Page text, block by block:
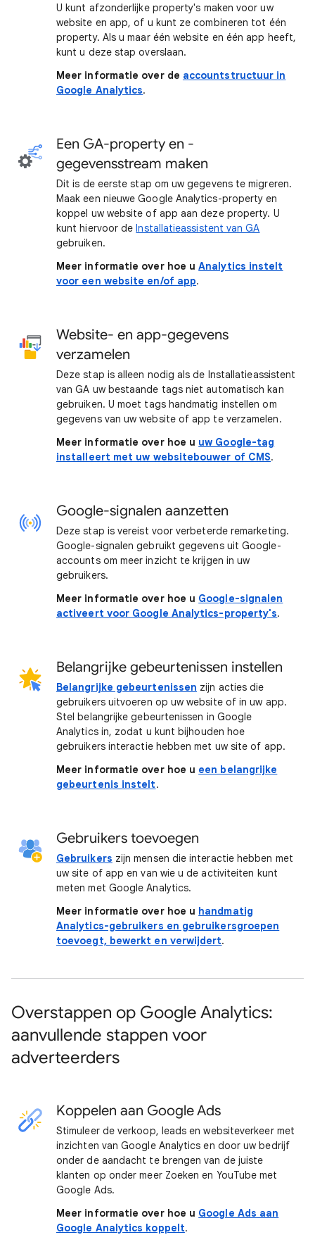
U kunt afzonderlijke property's maken voor uw
website en app, of u kunt ze combineren tot één
property. Als u maar één website en één app heeft,
kunt u deze stap overslaan.
Meer informatie over de accountstructuur in
Google Analytics.
Een GA-property en -
gegevensstream maken
Dit is de eerste stap om uw gegevens te migreren.
Maak een nieuwe Google Analytics-property en
koppel uw website of app aan deze property. U
kunt hiervoor deInstallatieassistent van GA
gebruiken.
Meer informatie over hoe uAnalytics instelt
voor een website en/of app.
Website- en app-gegevens
verzamelen
Deze stap is alleen nodig als de Installatieassistent
van GA uw bestaande tags niet automatisch kan
gebruiken. U moet tags handmatig instellen om
gegevens van uw website of app te verzamelen.
Meer informatie over hoe u uw Google-tag
installeert met uw websitebouwer of CMS.
Google-signalen aanzetten
Deze stap is vereist voor verbeterde remarketing.
Google-signalen gebruikt gegevens uit Google-
accounts om meer inzicht te krijgen in uw
gebruikers.
Meer informatie over hoe u Google-signalen
activeert voor Google Analytics-property's.
Belangrijke gebeurtenissen instellen
Belangrijke gebeurtenissen zijn acties die
gebruikers uitvoeren op uw website of in uw app.
Stel belangrijke gebeurtenissen in Google
Analytics in, zodat u kunt bijhouden hoe
gebruikers interactie hebben met uw site of app.
Meer informatie over hoe u een belangrijke
gebeurtenis instelt.
Gebruikers toevoegen
Gebruikers zijn mensen die interactie hebben met
uw site of app en van wie u de activiteiten kunt
meten met Google Analytics.
Meer informatie over hoe u handmatig
Analytics-gebruikers en gebruikersgroepen
toevoegt, bewerkt en verwijdert.
Overstappen op Google Analytics:
aanvullende stappen voor
adverteerders
Koppelen aan Google Ads
Stimuleer de verkoop, leads en websiteverkeer met
inzichten van Google Analytics en door uw bedrijf
onder de aandacht te brengen van de juiste
klanten op onder meer Zoeken en YouTube met
Google Ads.
Meer informatie over hoe u Google Ads aan
Google Analytics koppelt.